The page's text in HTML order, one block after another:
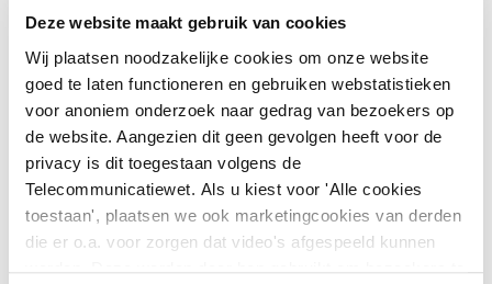
Deze website maakt gebruik van cookies
Wij plaatsen noodzakelijke cookies om onze website
goed te laten functioneren en gebruiken webstatistieken
voor anoniem onderzoek naar gedrag van bezoekers op
de website. Aangezien dit geen gevolgen heeft voor de
privacy is dit toegestaan volgens de
Telecommunicatiewet. Als u kiest voor 'Alle cookies
toestaan', plaatsen we ook marketingcookies van derden
die er o.a. voor zorgen dat video's afgespeeld kunnen
Welke opnamen moeten worden aangeleverd
voorzien van diagnosecodes?
Wat is de definitie van een acute
opname/urgentie-opname?
Hoe leg je externe verrichtingen vast?